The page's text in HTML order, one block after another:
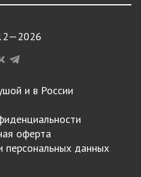
и в России
оферта
персональных данных